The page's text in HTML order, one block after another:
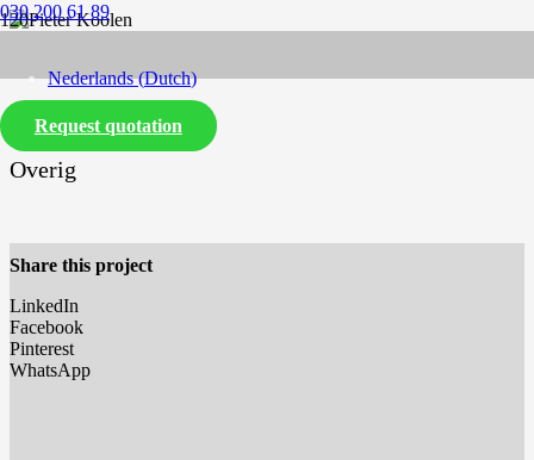
030 200 61 89
Nederlands(Dutch)
English
Request quotation
Overig
Share this project
LinkedIn
Facebook
Pinterest
WhatsApp